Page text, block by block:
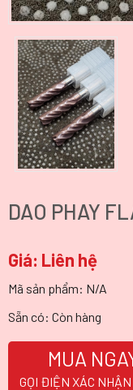
DAO PHAY
Giá: Liên hệ
Mã sản phẩm: N/A
Sẵn có: Còn hàng
MUA
GỌI ĐIỆN XÁC NHẬN